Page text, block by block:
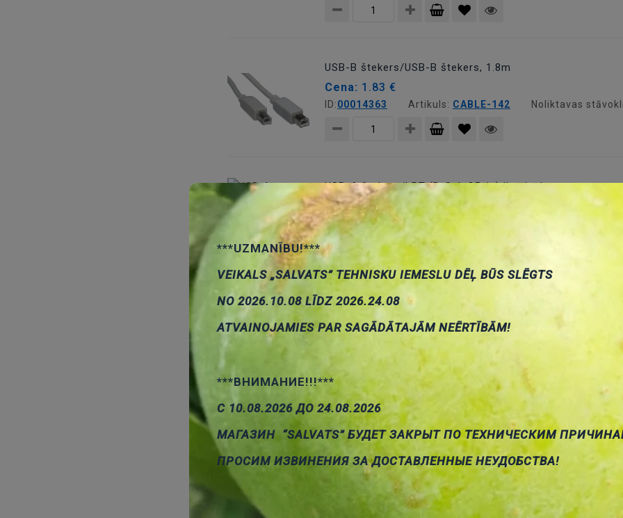
USB-B štekers/USB-B štekers, 1.8m
Cena: 1.83 €
ID:00014363 Artikuls: CABLE-142 Noliktavas
USB-A štekers/LPT (D-Sub 25pin) ligzda, konverters ar
Cena:10.66 €
ID:00024349 Artikuls: Noliktavas
Pievienot
USB-A štekers/rs232 štekers, konverters, adapters+vads,
Cena:20.66 €
Artikuls: Noliktavas
Pievienot
grozam
USB-A(3.0) štekers/USB-A(3.0) ligzda, 1.8m
Cena: 6.49 €
ID:00009784 Artikuls:CU302-018-PB Noliktavas
Pievienot
***UZMANĪBU!***
VEIKALS „SALVATS” TEHNISKU IEMESLU DĒĻ BŪS SLĒGTS
NO 2026.10.08 LĪDZ 2026.24.08
ATVAINOJAMIES PAR SAGĀDĀTAJĀM NEĒRTĪBĀM!
***ВНИМАНИЕ!!!***
С 10.08.2026 ДО 24.08.2026
МАГАЗИН “SALVATS” БУДЕТ ЗАКРЫТ ПО ТЕХНИЧЕСКИМ
ПРОСИМ ИЗВИНЕНИЯ ЗА ДОСТАВЛЕННЫЕ НЕУДОБСТВА!